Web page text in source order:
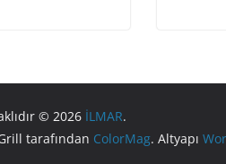
© 2026 İLMAR.
tarafından ColorMag. Altyapı